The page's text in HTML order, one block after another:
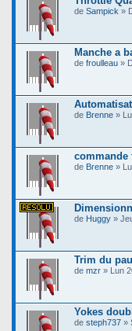
de Sampick »
Manche a
de froulleau »
de Brenne »
commande
de Brenne »
de Huggy »
Trim du
de mzr » Lun
Yokes
de steph737 »